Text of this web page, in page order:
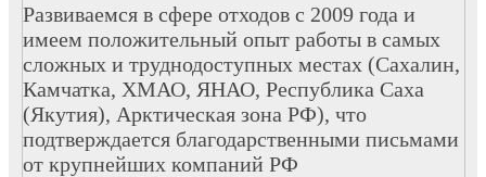
Развиваемся в сфере отходов с 2009 года и
имеем положительный опыт работы в самых
сложных и труднодоступных местах (Сахалин,
Камчатка, ХМАО, ЯНАО, Республика Саха
(Якутия), Арктическая зона РФ), что
подтверждается благодарственными письмами
от крупнейших компаний РФ